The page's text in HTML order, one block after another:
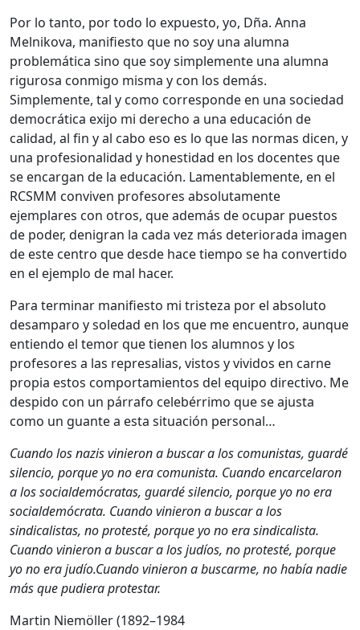
Por lo tanto, por todo lo expuesto, yo, Dña. Anna
Melnikova, manifiesto que no soy una alumna
problemática sino que soy simplemente una alumna
rigurosa conmigo misma y con los demás.
Simplemente, tal y como corresponde en una sociedad
democrática exijo mi derecho a una educación de
calidad, al fin y al cabo eso es lo que las normas dicen, y
una profesionalidad y honestidad en los docentes que
se encargan de la educación. Lamentablemente, en el
RCSMM conviven profesores absolutamente
ejemplares con otros, que además de ocupar puestos
de poder, denigran la cada vez más deteriorada imagen
de este centro que desde hace tiempo se ha convertido
en el ejemplo de mal hacer.
Para terminar manifiesto mi tristeza por el absoluto
desamparo y soledad en los que me encuentro, aunque
entiendo el temor que tienen los alumnos y los
profesores a las represalias, vistos y vividos en carne
propia estos comportamientos del equipo directivo. Me
despido con un párrafo celebérrimo que se ajusta
como un guante a esta situación personal…
Cuando los nazis vinieron a buscar a los comunistas, guardé
silencio, porque yo no era comunista. Cuando encarcelaron
a los socialdemócratas, guardé silencio, porque yo no era
socialdemócrata. Cuando vinieron a buscar a los
sindicalistas, no protesté, porque yo no era sindicalista.
Cuando vinieron a buscar a los judíos, no protesté, porque
yo no era judío.Cuando vinieron a buscarme, no había nadie
más que pudiera protestar.
Martin Niemöller (1892–1984